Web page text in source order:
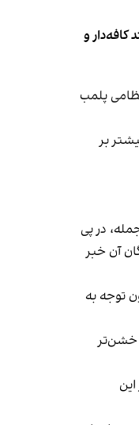
و
آن، به‌دست نیروی انتظامی پلمب
بر
در پی
آن خبر
توجه به
خشن‌تر